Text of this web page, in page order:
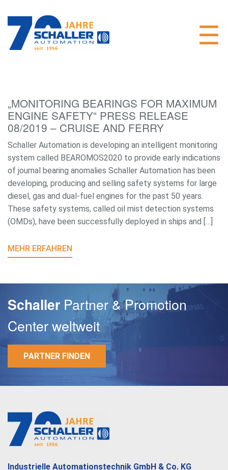
Passwort
„MONITORING BEARINGS FOR MAXIMUM
ENGINE SAFETY“ PRESS RELEASE
08/2019 – CRUISE AND FERRY
Schaller Automation is developing an intelligent monitoring
system called BEAROMOS2020 to provide early indications
of journal bearing anomalies Schaller Automation has been
developing, producing and selling safety systems for large
diesel, gas and dual-fuel engines for the past 50 years.
These safety systems, called oil mist detection systems
(OMDs), have been successfully deployed in ships and […]
MEHR ERFAHREN
Schaller Partner & Promotion
Center weltweit
PARTNER FINDEN
Industrielle Automationstechnik GmbH & Co. KG